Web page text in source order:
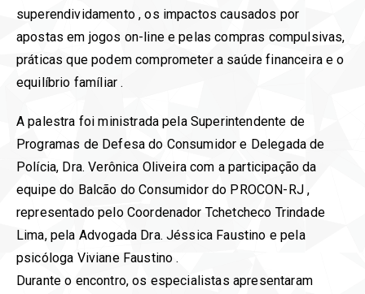
superendividamento , os impactos causados por
apostas em jogos on-line e pelas compras compulsivas,
práticas que podem comprometer a saúde financeira e o
equilíbrio famíliar .
A palestra foi ministrada pela Superintendente de
Programas de Defesa do Consumidor e Delegada de
Polícia, Dra. Verônica Oliveira com a participação da
equipe do Balcão do Consumidor do PROCON-RJ ,
representado pelo Coordenador Tchetcheco Trindade
Lima, pela Advogada Dra. Jéssica Faustino e pela
psicóloga Viviane Faustino .
Durante o encontro, os especialistas apresentaram